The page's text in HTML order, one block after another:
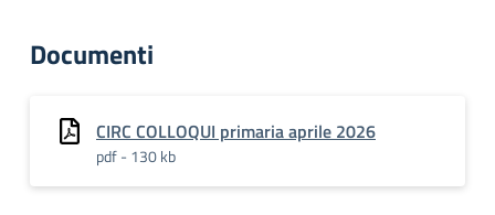
Documenti
CIRC COLLOQUI primaria aprile 2026
pdf - 130 kb